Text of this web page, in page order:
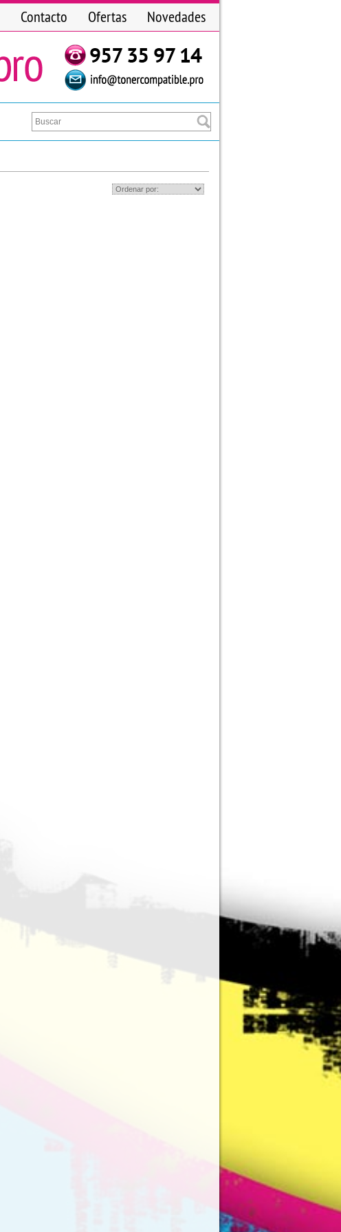
Contacto Ofertas Novedades